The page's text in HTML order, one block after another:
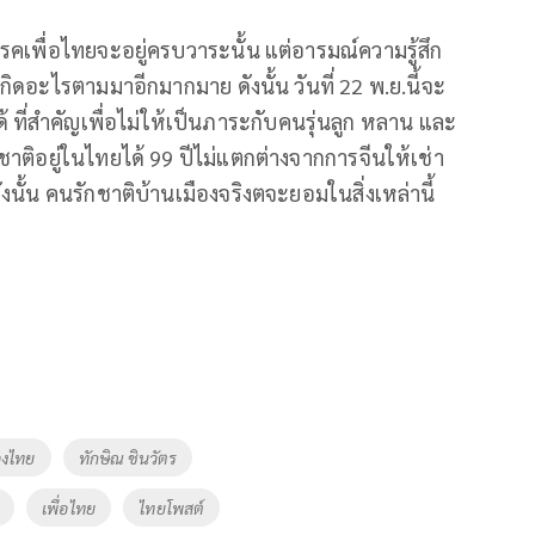
เพื่อไทยจะอยู่ครบวาระนั้น แต่อารมณ์ความรู้สึก
ดอะไรตามมาอีกมากมาย ดังนั้น วันที่ 22 พ.ย.นี้จะ
สำคัญเพื่อไม่ให้เป็นภาระกับคนรุ่นลูก หลาน และ
ติอยู่ในไทยได้ 99 ปีไม่แตกต่างจากการจีนให้เช่า
นั้น คนรักชาติบ้านเมืองจริงตจะยอมในสิ่งเหล่านี้
ไทย ทักษิณ ชินวัตร
เพื่อไทย ไทยโพสต์